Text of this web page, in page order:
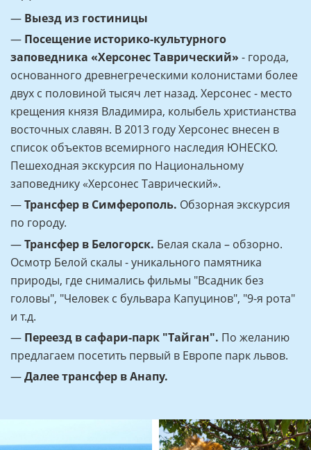
— Выезд из гостиницы
— Посещение историко-культурного
заповедника «Херсонес Таврический» - города,
основанного древнегреческими колонистами более
двух с половиной тысяч лет назад. Херсонес - место
крещения князя Владимира, колыбель христианства
восточных славян. В 2013 году Херсонес внесен в
список объектов всемирного наследия ЮНЕСКО.
Пешеходная экскурсия по Национальному
заповеднику «Херсонес Таврический».
—Трансфер в Симферополь. Обзорная экскурсия
по городу.
—Трансфер в Белогорск. Белая скала – обзорно.
Осмотр Белой скалы - уникального памятника
природы, где снимались фильмы "Всадник без
головы", "Человек с бульвара Капуцинов", "9-я рота"
и т.д.
— Переезд в сафари-парк "Тайган". По желанию
предлагаем посетить первый в Европе парк львов.
—Далее трансфер в Анапу.